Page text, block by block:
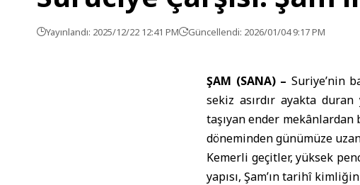
Yayınlandı: 2025/12/22 12:41 PM Güncellendi: 2026/01/04 9:17 PM
ŞAM (SANA) – Suriye’nin
sekiz asırdır ayakta
taşıyan ender mekânlardan
döneminden günümüze
Kemerli geçitler, yüksek
yapısı, Şam’ın tarihî